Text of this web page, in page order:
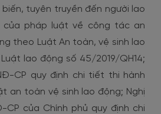
tuyên truyền đến người lao
của pháp luật về công tác an
theo Luật An toàn, vệ sinh lao
lao động số 45/2019/QH14;
CP quy định chi tiết thi hành
an toàn vệ sinh lao động; Nghị
CP của Chính phủ quy định chi